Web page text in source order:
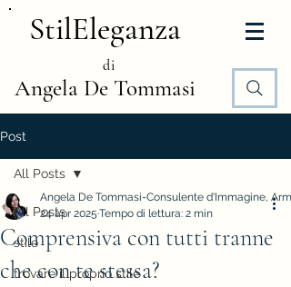
StilEleganza
di
Angela De Tommasi
Post
All Posts
stile
trovare il proprio stile
All Posts
Comprensiva con tutti tranne
che con te stessa?
Angela De Tommasi-Consulente d'Immagine,
24 apr 2025 Tempo di lettura: 2 min